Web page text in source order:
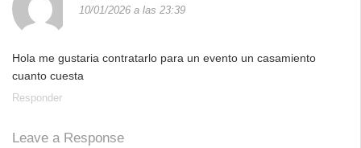
10/01/2026 a las 23:39
Hola me gustaria contratarlo para un evento un casamiento
cuanto cuesta
Responder
Leave a Response